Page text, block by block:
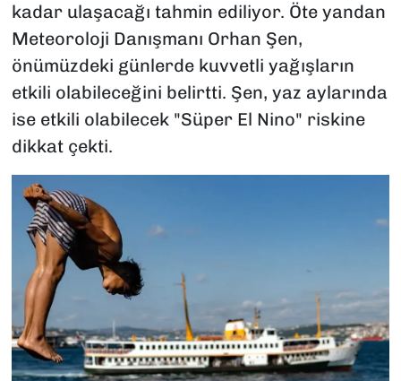
kadar ulaşacağı tahmin ediliyor. Öte yandan
Meteoroloji Danışmanı Orhan Şen,
önümüzdeki günlerde kuvvetli yağışların
etkili olabileceğini belirtti. Şen, yaz aylarında
ise etkili olabilecek "Süper El Nino" riskine
dikkat çekti.